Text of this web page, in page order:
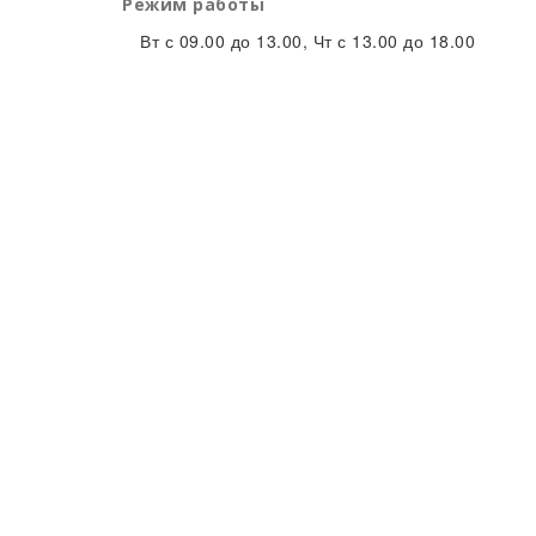
Вт с 09.00 до 13.00, Чт с 13.00 до 18.00